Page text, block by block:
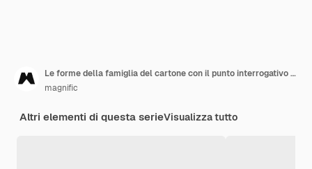
Le forme della famiglia del cartone con il punto interrogativo hanno modellato nelle pillole
magnific
Altri elementi di questa serieVisualizza tutto